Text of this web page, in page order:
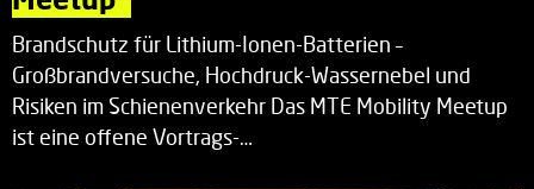
Brandschutz für Lithium-Ionen-Batterien –
Großbrandversuche, Hochdruck-Wassernebel und
Risiken im Schienenverkehr Das MTE Mobility Meetup
ist eine offene Vortrags-…